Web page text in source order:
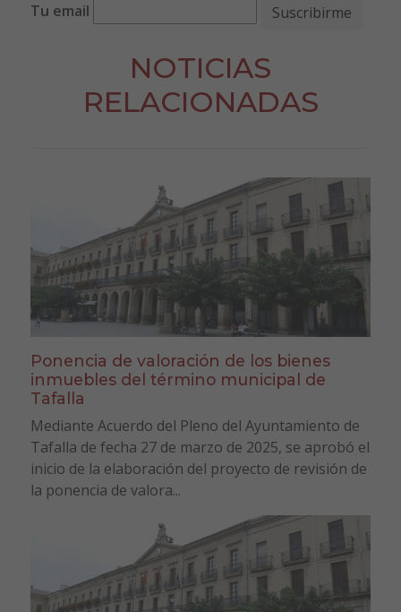
Tu email
NOTICIAS
RELACIONADAS
Ponencia de valoración de los bienes
inmuebles del término municipal de
Tafalla
Mediante Acuerdo del Pleno del Ayuntamiento de
Tafalla de fecha 27 de marzo de 2025, se aprobó el
inicio de la elaboración del proyecto de revisión de
la ponencia de valora...